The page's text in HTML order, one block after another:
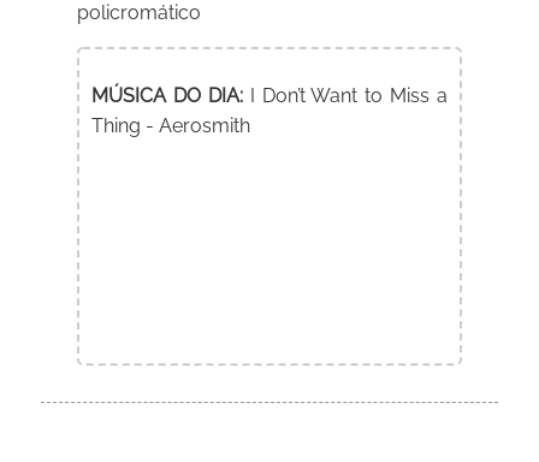
policromático
MÚSICA DO DIA:I Don’t Want to Miss a
Thing - Aerosmith